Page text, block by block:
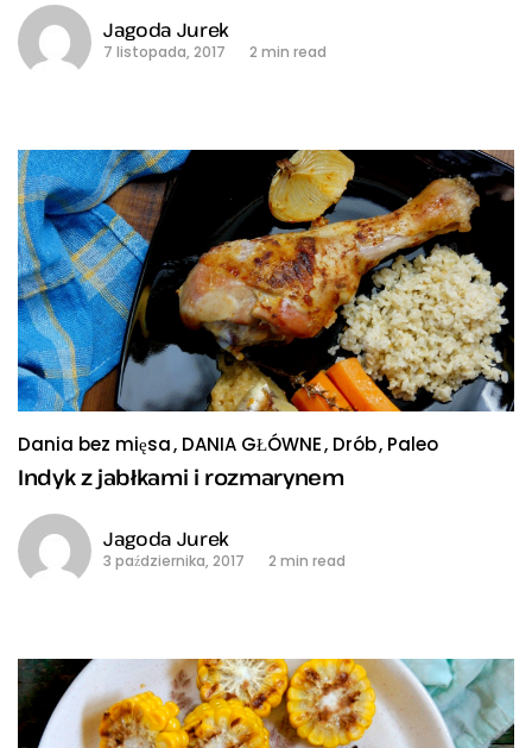
Jagoda Jurek
7 listopada, 2017 2 min read
Dania bez mięsa DANIA GŁÓWNE Drób Paleo
Indyk z jabłkami i rozmarynem
Jagoda Jurek
3 października, 2017 2 min read